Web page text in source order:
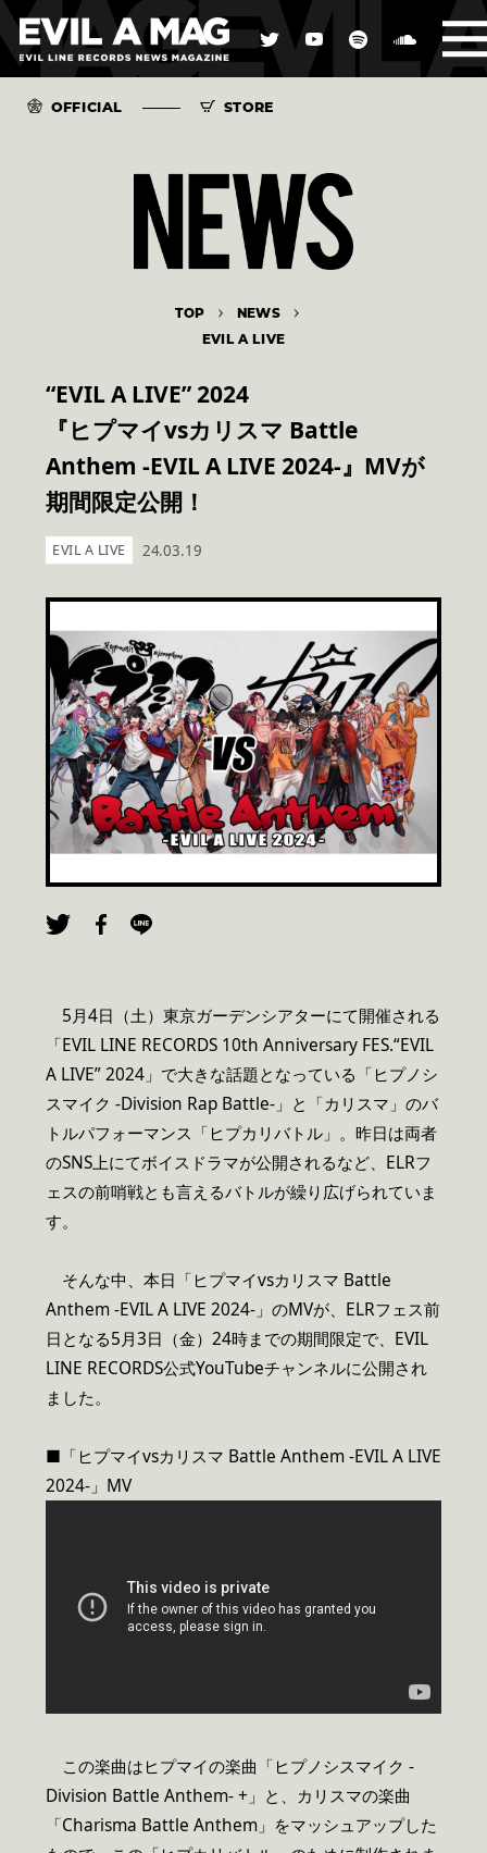
OFFICIAL STORE
TOP NEWS
EVIL A LIVE
“EVIL A LIVE” 2024
『ヒプマイvsカリスマ Battle
Anthem -EVIL A LIVE 2024-』MVが
期間限定公開！
EVIL A LIVE 24.03.19
5月4日（土）東京ガーデンシアターにて開催される
「EVIL LINE RECORDS 10th Anniversary FES.“EVIL
A LIVE” 2024」で大きな話題となっている「ヒプノシ
スマイク -Division Rap Battle-」と「カリスマ」のバ
トルパフォーマンス「ヒプカリバトル」。昨日は両者
のSNS上にてボイスドラマが公開されるなど、ELRフ
ェスの前哨戦とも言えるバトルが繰り広げられていま
す。
そんな中、本日「ヒプマイvsカリスマ Battle
Anthem -EVIL A LIVE 2024-」のMVが、ELRフェス前
日となる5月3日（金）24時までの期間限定で、EVIL
LINE RECORDS公式YouTubeチャンネルに公開され
ました。
■「ヒプマイvsカリスマ Battle Anthem -EVIL A LIVE
2024-」MV
この楽曲はヒプマイの楽曲「ヒプノシスマイク -
Division Battle Anthem- +」と、カリスマの楽曲
「Charisma Battle Anthem」をマッシュアップした